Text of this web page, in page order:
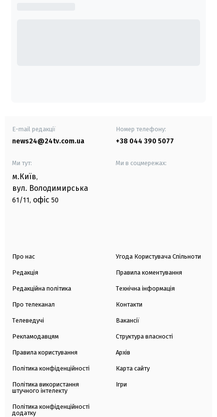
E-mail редакції
news24@24tv.com.ua
Номер телефону:
+38 044 390 5077
Ми тут:
м.Київ,
вул. Володимирська
61/11, офіс 50
Ми в соцмережах:
Про нас
Редакція
Редакційна політика
Про телеканал
Телеведучі
Рекламодавцям
Правила користування
Політика конфіденційності
Політика використання
штучного інтелекту
Політика конфіденційності
додатку
Угода Користувача Спільноти
Правила коментування
Технічна інформація
Контакти
Вакансії
Структура власності
Архів
Карта сайту
Ігри